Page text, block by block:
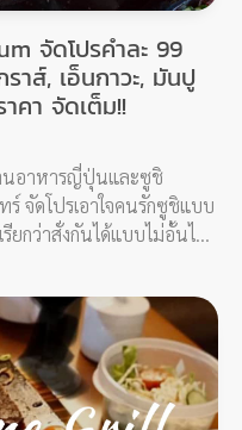
จัดโปรคำละ 99
าส์, เอ็นกาวะ, มันปู
คา จัดเต็ม!!
นอาหารญี่ปุ่นและซูชิ
จัดโปรเอาใจคนรักซูชิแบบ
ยกว่าสั่งกันได้แบบไม่อั้นไม่